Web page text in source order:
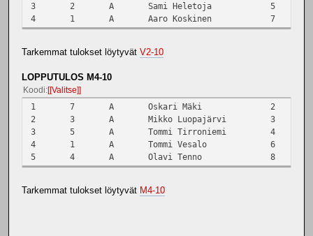
3
2 A Sami Heletoja 5
4
1 A Aaro Koskinen 7
Tarkemmat tulokset löytyvät V2-10
LOPPUTULOS M4-10
Koodi [Valitse]
1 7 A Oskari Mäki 2
2
3 A Mikko Luopajärvi 3
3
5 A Tommi Tirroniemi 4
4
1 A Tommi Vesalo 6
5
4 A Olavi Tenno 8
Tarkemmat tulokset löytyvät M4-10